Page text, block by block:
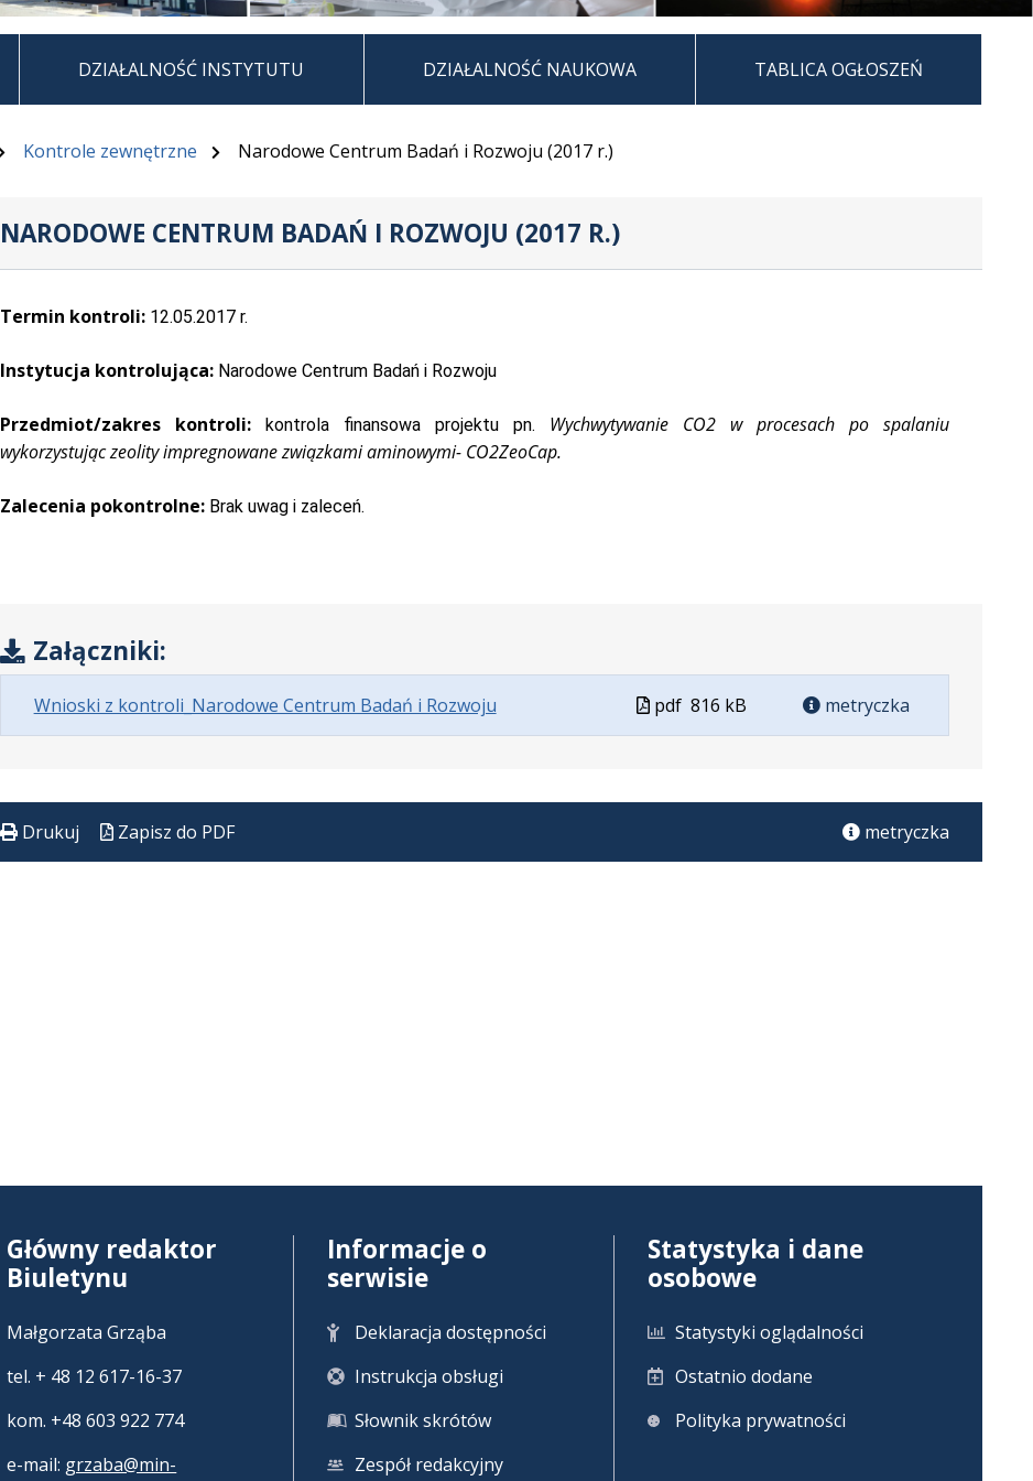
DZIAŁALNOŚĆ INSTYTUTU DZIAŁALNOŚĆ NAUKOWA TABLICA OGŁOSZEŃ
Kontrole zewnętrzne Narodowe Centrum Badań i Rozwoju (2017 r.)
NARODOWE CENTRUM BADAŃ I ROZWOJU (2017 R.)
Termin kontroli:12.05.2017 r.
Instytucja kontrolująca:Narodowe Centrum Badań i Rozwoju
Przedmiot/zakres kontroli:kontrola finansowa projektu pn. Wychwytywanie CO2 w procesach po spalaniu
wykorzystując zeolity impregnowane związkami aminowymi- CO2ZeoCap.
Zalecenia pokontrolne:Brak uwag i zaleceń.
Załączniki:
Wnioski z kontroli_Narodowe Centrum Badań i Rozwoju.
Plik
pdf
.
Rozmiar
kB
.
Otwiera
nowej
Plik
w
pdf 816 kB metryczka
Drukuj Zapisz do PDF metryczka
Główny redaktor
Biuletynu
Małgorzata Grząba
tel. + 48 12 617-16-37
kom. +48 603 922 774
e-mail: grzaba@min-
Informacje o
serwisie
Deklaracja dostępności
Instrukcja obsługi
Słownik skrótów
Zespół redakcyjny
Statystyka i dane
osobowe
Statystyki oglądalności
Ostatnio dodane
Polityka prywatności